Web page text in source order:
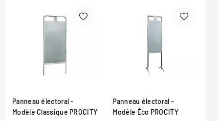
Panneau électoral -
Modèle Classique PROCITY
Panneau électoral -
Modèle Éco PROCITY